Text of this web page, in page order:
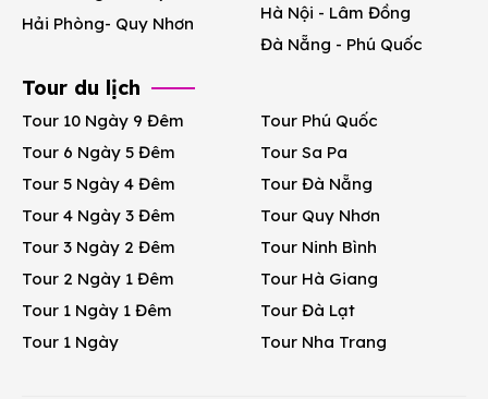
Hải Phòng- Quy Nhơn
Hà Nội - Lâm Đồng
Đà Nẵng - Phú Quốc
Tour du lịch
Tour 10 Ngày 9 Đêm
Tour 6 Ngày 5 Đêm
Tour 5 Ngày 4 Đêm
Tour 4 Ngày 3 Đêm
Tour 3 Ngày 2 Đêm
Tour 2 Ngày 1 Đêm
Tour 1 Ngày 1 Đêm
Tour 1 Ngày
Tour Phú Quốc
Tour Sa Pa
Tour Đà Nẵng
Tour Quy Nhơn
Tour Ninh Bình
Tour Hà Giang
Tour Đà Lạt
Tour Nha Trang